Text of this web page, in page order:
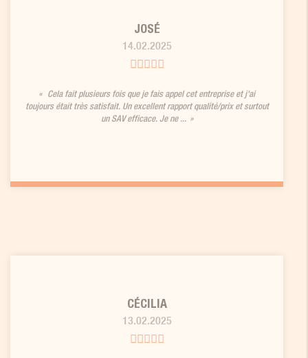
JOSÉ
14.02.2025
Cela fait plusieurs fois que je fais appel cet entreprise et j'ai
toujours était très satisfait. Un excellent rapport qualité/prix et surtout
un SAV efficace. Je ne ...
CÉCILIA
13.02.2025